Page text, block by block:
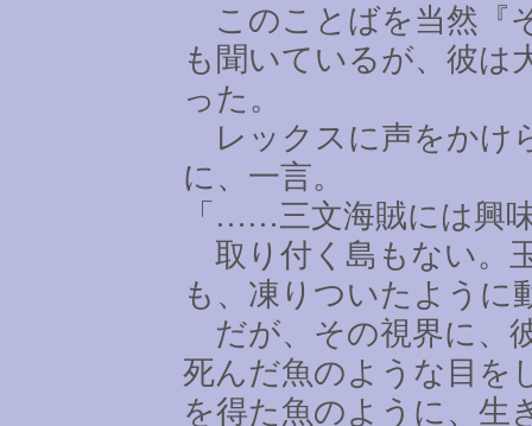
このことばを当然『
も聞いているが、彼は
った。
レックスに声をかけ
に、一言。
「 ……三文海賊には興
取り付く島もない。
も、凍りついたように
だが、その視界に、
死んだ魚のような目を
を得た魚のように、生